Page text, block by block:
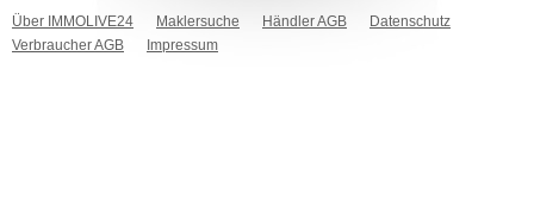
Über IMMOLIVE24 Maklersuche Händler AGB
Datenschutz
Verbraucher AGB
Impressum